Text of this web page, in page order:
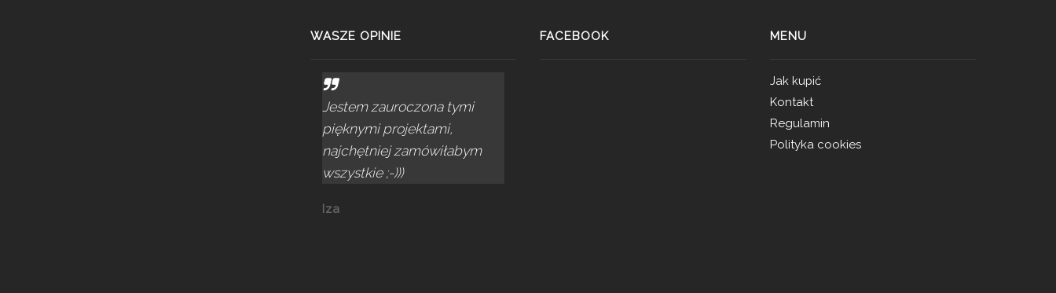
WASZE OPINIE
Jestem zauroczona tymi
pięknymi projektami,
najchętniej zamówiłabym
wszystkie ;-)))
Iza
FACEBOOK MENU
Jak kupić
Kontakt
Regulamin
Polityka cookies